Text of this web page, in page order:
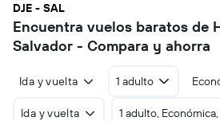
DJE - SAL
Encuentra vuelos baratos de
Salvador - Compara y ahorra
Ida y vuelta 1 adulto
Ida y vuelta 1 adulto,